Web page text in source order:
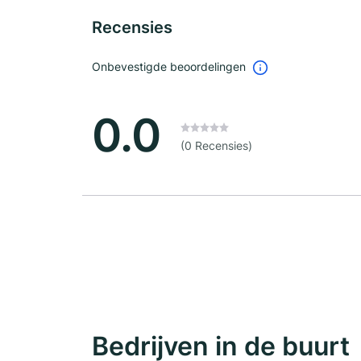
Recensies
Onbevestigde beoordelingen
0.0 (0 Recensies)
Bedrijven in de buurt